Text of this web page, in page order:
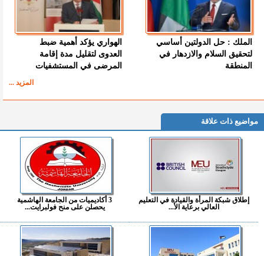
الملك : حل الدولتين أساسي
لتحقيق السلام والازدهار في
المنطقة
الهواري يؤكد أهمية ضبط
العدوى لتقليل مدة إقامة
المرضى في المستشفيات
المزيد ...
مواضيع ذات علاقة
إطلاق شبكة المرأة والقيادة في التعليم
العالي برعاية الأ...
3 أكاديميات من الجامعة الهاشمية
يحصلن على منح فولبرايت...